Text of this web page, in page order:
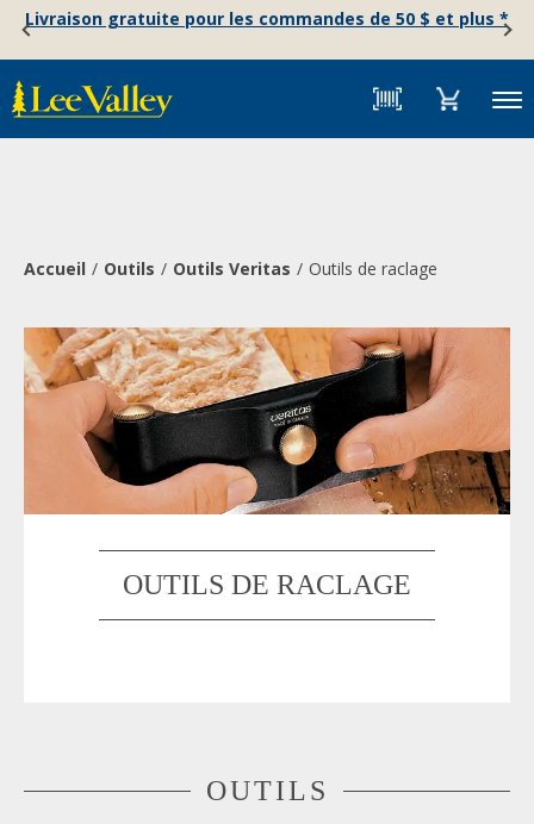
content
StatementLivraison gratuite pour les commandes de 50 $ et plus *
Menu
Accueil Outils Outils Veritas Outils de raclage
OUTILS DE RACLAGE
OUTILS